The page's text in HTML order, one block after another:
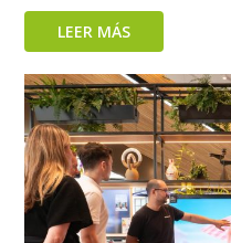
LEER MÁS